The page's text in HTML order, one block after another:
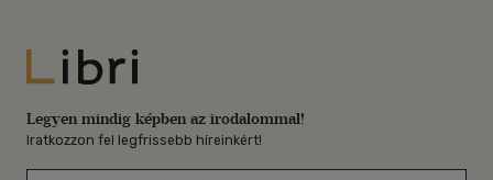
Libri
Legyen mindig képben az irodalommal!
Iratkozzon fel legfrissebb híreinkért!